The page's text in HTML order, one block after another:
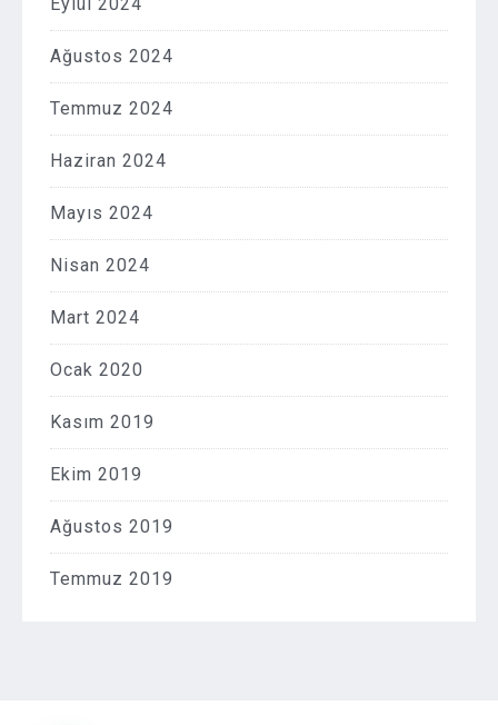
Ağustos 2024
Temmuz 2024
Haziran 2024
Mayıs 2024
Nisan 2024
Mart 2024
Ocak 2020
Kasım 2019
Ekim 2019
Ağustos 2019
Temmuz 2019